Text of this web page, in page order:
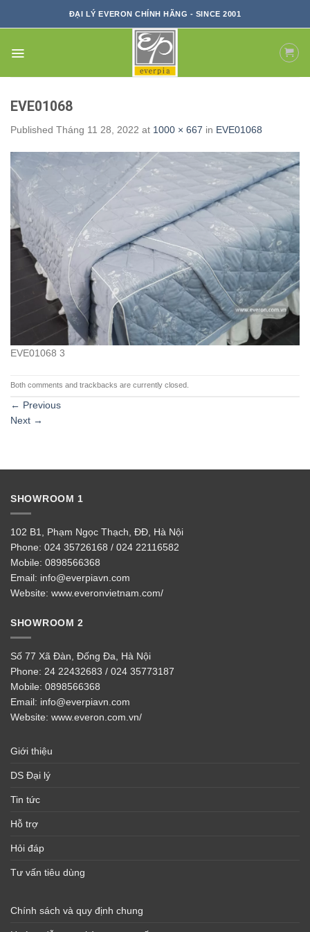
ĐẠI LÝ EVERON CHÍNH HÃNG - SINCE 2001
EVE01068
Published Tháng 11 28, 2022 at 1000 × 667 in EVE01068
EVE01068 3
Both comments and trackbacks are currently closed.
← Previous
Next →
SHOWROOM 1
102 B1, Phạm Ngọc Thạch, ĐĐ, Hà Nội
Phone: 024 35726168 / 024 22116582
Mobile: 0898566368
Email: info@everpiavn.com
Website: www.everonvietnam.com/
SHOWROOM 2
Số 77 Xã Đàn, Đống Đa, Hà Nội
Phone: 24 22432683 / 024 35773187
Mobile: 0898566368
Email: info@everpiavn.com
Website: www.everon.com.vn/
Giới thiệu
DS Đại lý
Tin tức
Hỗ trợ
Hỏi đáp
Tư vấn tiêu dùng
Chính sách và quy định chung